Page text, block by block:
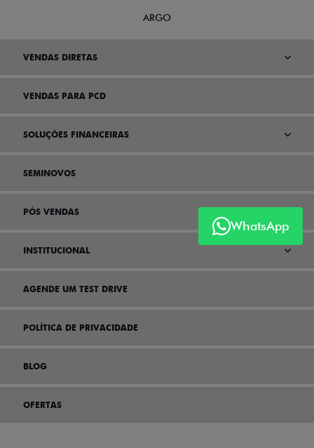
WhatsApp
ARGO
VENDAS DIRETAS
VENDAS PARA PCD
SOLUÇÕES FINANCEIRAS
SEMINOVOS
PÓS VENDAS
INSTITUCIONAL
AGENDE UM TEST DRIVE
POLÍTICA DE PRIVACIDADE
BLOG
OFERTAS